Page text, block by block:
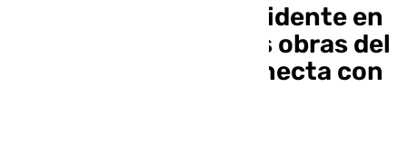
El fallecido en un accidente en
Pulpí trabajaba en las obras del
tramo de AVE que conecta con